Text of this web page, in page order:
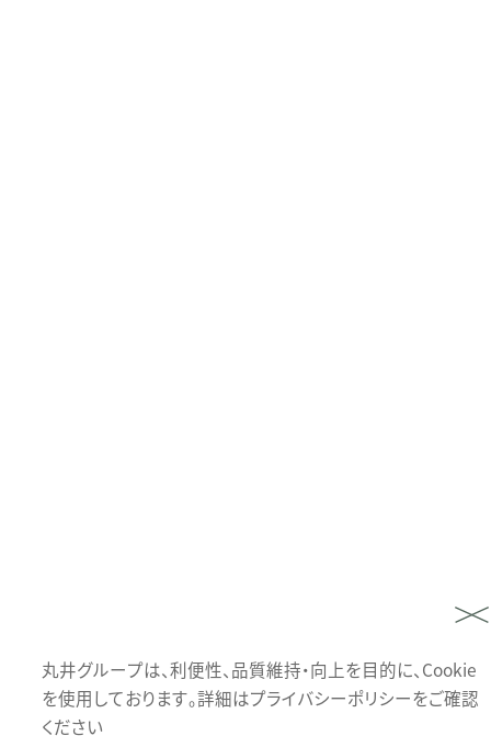
丸井グループは、利便性、品質維持・向上を目的に、Cookie
を使用しております。詳細はプライバシーポリシーをご確認
ください